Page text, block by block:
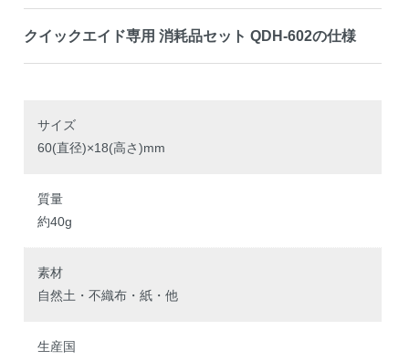
クイックエイド専用 消耗品セット QDH-602の仕様
サイズ
60(直径)×18(高さ)mm
質量
約40g
素材
自然土・不織布・紙・他
生産国